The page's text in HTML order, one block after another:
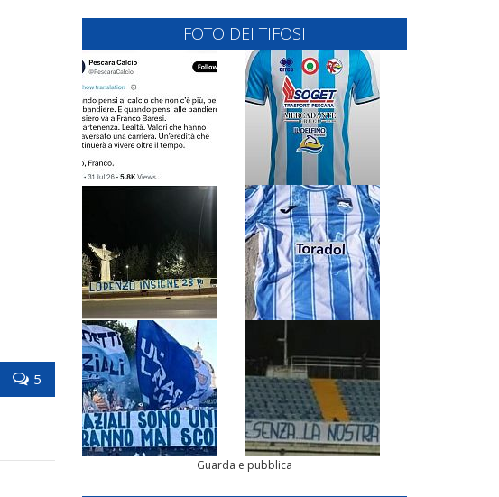
5
FOTO DEI TIFOSI
Guarda e pubblica